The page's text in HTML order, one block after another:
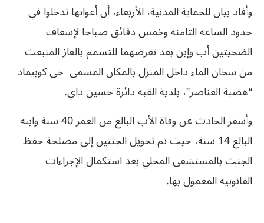
وأفاد بيان للحماية المدنية، الأربعاء، أن أعوانها تدخلوا في
حدود الساعة الثامنة وخمس دقائق صباحا لإسعاف
الضحيتين أب وإبن بعد تعرضهما للتسمم بالغاز المنبعث
من سخان الماء داخل المنزل بالمكان المسمى حي كوبيماد
“هضبة العناصر”، بلدية القبة دائرة حسين داي.
وأسفر الحادث عن وفاة الأب البالغ من العمر 40 سنة وابنه
البالغ 14 سنة، حيث تم تحويل الجثتين إلى مصلحة حفظ
الجثث بالمستشفى المحلي بعد استكمال الإجراءات
القانونية المعمول بها.